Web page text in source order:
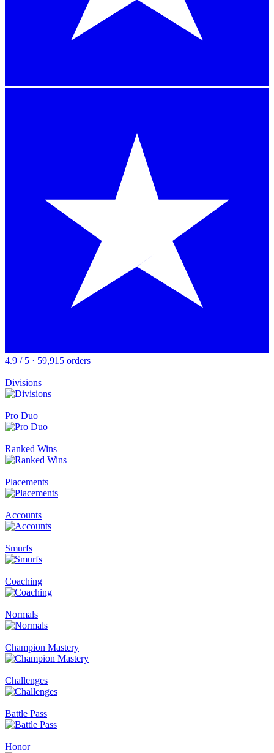
4.9 / 5 · 59,915 orders
Divisions
Pro Duo
Ranked Wins
Placements
Accounts
Smurfs
Coaching
Normals
Champion Mastery
Challenges
Battle Pass
Honor